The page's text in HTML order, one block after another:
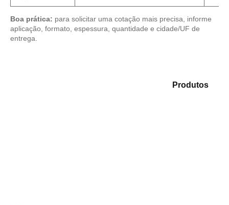
Boa prática: para solicitar uma cotação mais precisa, informe
aplicação, formato, espessura, quantidade e cidade/UF de
entrega.
Produtos